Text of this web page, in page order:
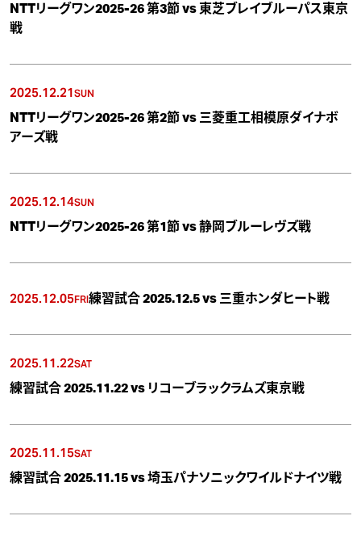
NTTリーグワン2025-26 第3節 vs 東芝ブレイブルーパス東京
戦
2025.12.21SUN
NTTリーグワン2025-26 第2節 vs 三菱重工相模原ダイナボ
アーズ戦
2025.12.14SUN
NTTリーグワン2025-26 第1節 vs 静岡ブルーレヴズ戦
2025.12.05FRI練習試合 2025.12.5 vs 三重ホンダヒート戦
2025.11.22SAT
練習試合 2025.11.22 vs リコーブラックラムズ東京戦
2025.11.15SAT
練習試合 2025.11.15 vs 埼玉パナソニックワイルドナイツ戦